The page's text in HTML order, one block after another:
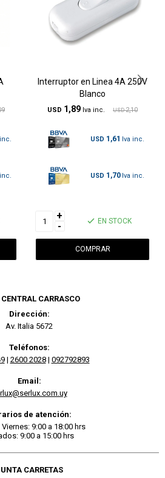
Interruptor en Linea 4A 250V
Blanco
USD 1,89 USD 2,10
USD 1,61
USD 1,70
+
-
EN STOCK
CARRASCO
Dirección:
Av. Italia 5672
Teléfonos:
| 2600 2028| 092792893
Email:
de atención:
9:00 a 18:00 hrs
9:00 a 15:00 hrs
CARRETAS